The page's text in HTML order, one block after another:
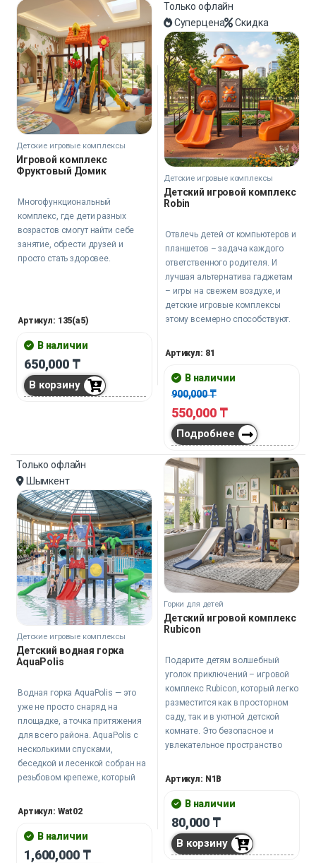
Детские игровые комплексы
Игровой комплекс
Фруктовый Домик
Многофункциональный
комплекс, где дети разных
возрастов смогут найти себе
занятие, обрести друзей и
просто стать здоровее.
Артикул: 135(a5)
В наличии
650,000 ₸
В корзину
Только офлайн
Суперцена
Скидка
Детские игровые комплексы
Детский игровой комплекс
Robin
Отвлечь детей от компьютеров и
планшетов – задача каждого
ответственного родителя. И
лучшая альтернатива гаджетам
– игры на свежем воздухе, и
детские игровые комплексы
этому всемерно способствуют.
Артикул: 81
В наличии
900,000₸
550,000 ₸
Подробнее
Только офлайн
Шымкент
Детские игровые комплексы
Детский водная горка
AquaPolis
Водная горка AquaPolis — это
уже не просто снаряд на
площадке, а точка притяжения
для всего района. AquaPolis с
несколькими спусками,
беседкой и лесенкой собран на
резьбовом крепеже, который
Артикул: Wat02
В наличии
1,600,000 ₸
Горки для детей
Детский игровой комплекс
Rubicon
Подарите детям волшебный
уголок приключений – игровой
комплекс Rubicon, который легко
разместится как в просторном
саду, так и в уютной детской
комнате. Это безопасное и
увлекательное пространство
Артикул: N1B
В наличии
80,000 ₸
В корзину